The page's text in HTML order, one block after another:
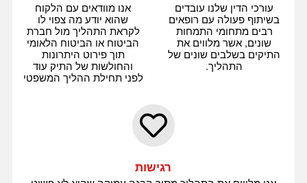
עורכי הדין שלנו עובדים
בשיתוף פעולה עם רופאים
רבים מתחומי התמחות
שונים, אשר מלווים את
התיקים בשלבים שונים של
התהליך.
אנו מוודאים עם הלקוח
שהוא יודע מה צפוי לו
לקראת התהליך מול חברת
הביטוח או הביטוח הלאומי
תוך פירוט היתרונות
והחולשות של התיק עוד
לפני תחילת ההליך המשפטי
רגישות